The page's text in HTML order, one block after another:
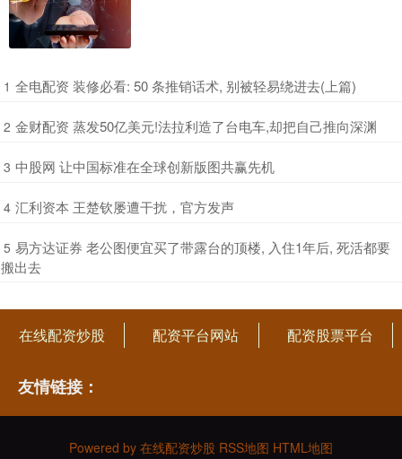
1 ​全电配资 装修必看: 50 条推销话术, 别被轻易绕进去(上篇)
2 ​金财配资 蒸发50亿美元!法拉利造了台电车,却把自己推向深渊
3 ​中股网 让中国标准在全球创新版图共赢先机
4 ​汇利资本 王楚钦屡遭干扰，官方发声
5 ​易方达证券 老公图便宜买了带露台的顶楼, 入住1年后, 死活都要
搬出去
在线配资炒股 配资平台网站 配资股票平台
友情链接：
Powered by 在线配资炒股 RSS地图 HTML地图